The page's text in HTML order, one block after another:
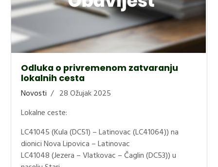
Odluka o privremenom zatvaranju
lokalnih cesta
Novosti
28 Ožujak 2025
Lokalne ceste:
LC41045 (Kula (DC51) – Latinovac (LC41064)) na
dionici Nova Lipovica – Latinovac
LC41048 (Jezera – Vlatkovac – Čaglin (DC53)) u